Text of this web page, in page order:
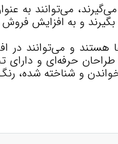
می‌توانند به
بگیرند و به افزایش
هستند و می‌توانند
حرفه‌ای و
خواندن و شناخته